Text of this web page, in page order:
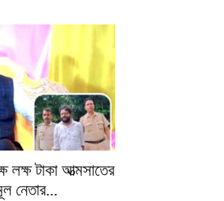
টাকা আত্মসাতের
নেতার...